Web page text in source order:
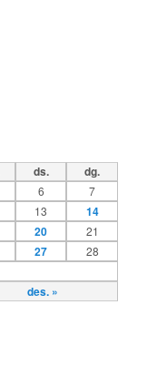
ds. dg.
des. »
6
7
13 14
20
21
27 28